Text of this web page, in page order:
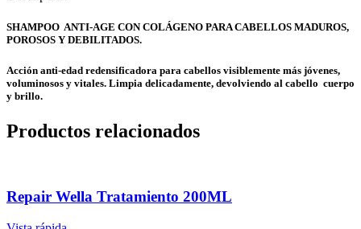
SHAMPOO ANTI-AGE CON COLÁGENO PARA CABELLOS MADUROS,
POROSOS Y DEBILITADOS.
Acción anti-edad redensificadora para cabellos visiblemente más jóvenes,
voluminosos y vitales. Limpia delicadamente, devolviendo al cabello cuerpo
y brillo.
Productos relacionados
Repair Wella Tratamiento 200ML